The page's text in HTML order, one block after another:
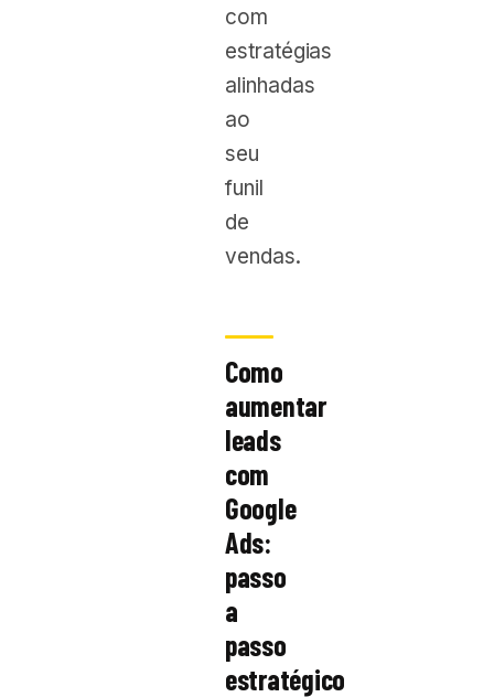
com
estratégias
alinhadas
ao
seu
funil
de
vendas.
Como
aumentar
leads
com
Google
Ads:
passo
a
passo
estratégico